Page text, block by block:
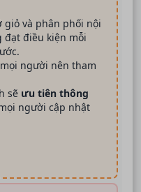
giỏ và phân phối nội
đạt điều kiện mỗi
người nên tham
sẽ ưu tiên thông
người cập nhật